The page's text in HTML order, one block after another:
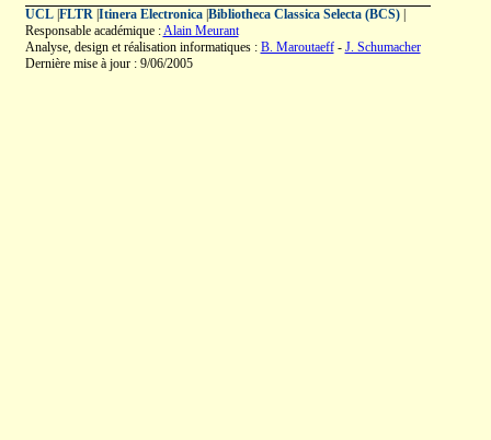
UCL| FLTR| Itinera Electronica| Bibliotheca Classica Selecta (BCS)|
Responsable académique :Alain Meurant
Analyse, design et réalisation informatiques : B. Maroutaeff- J. Schumacher
Dernière mise à jour : 9/06/2005